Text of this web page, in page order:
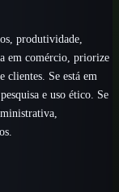
produtividade,
em comércio, priorize
clientes. Se está em
e uso ético. Se